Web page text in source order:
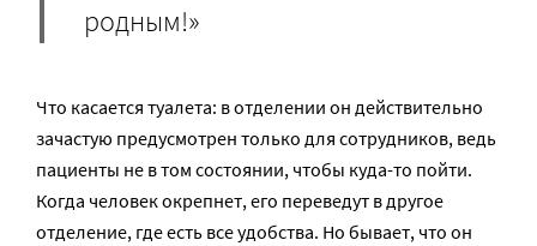
родным!»
Что касается туалета: в отделении он действительно
зачастую предусмотрен только для сотрудников, ведь
пациенты не в том состоянии, чтобы куда-то пойти.
Когда человек окрепнет, его переведут в другое
отделение, где есть все удобства. Но бывает, что он